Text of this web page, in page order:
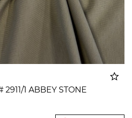
2911/1 ABBEY STONE